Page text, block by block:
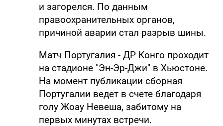
и загорелся. По данным
правоохранительных органов,
причиной аварии стал разрыв шины.
Матч Португалия - ДР Конго проходит
на стадионе "Эн-Эр-Джи" в Хьюстоне.
На момент публикации сборная
Португалии ведет в счете благодаря
голу Жоау Невеша, забитому на
первых минутах встречи.